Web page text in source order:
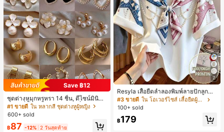
Save ฿12
ชุดต่างหูมุกหรูหรา 14 ชิ้น, ดีไซน์มินิมอ
ลใหม่ที่เป็นเอกลักษณ์ ต่างหูที่สง่างาม
สำหรับผู้หญิง, ของขวัญสำหรับเธอ
#1 ขายดี ใน หลากสี ชุดต่างหูผู้หญิง
600+ sold
฿87 -12% 2 วันสุดท้าย
7
Resyla เสื้อยืดลำลองพิมพ์ลายปักลูกปัด
รูปโบว์ขนาดใหญ่สำหรับผู้หญิง
#3 ขายดี
ใน โอเวอร์ไซส์ เสื้อยืดผู้หญิง
100+ sold
฿179